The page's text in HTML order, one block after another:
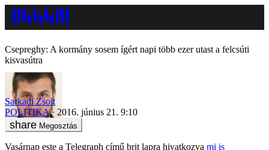
Csepreghy: A kormány sosem ígért napi több ezer utast a felcsúti
kisvasútra
Sarkadi Zsolt
POLITIKA
2016. június 21. 9:10
Megosztás
Vasárnap este a Telegraph című brit lapra hivatkozva mi is